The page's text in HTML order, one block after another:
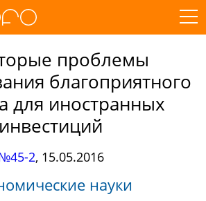
проблемы
благоприятного
для иностранных
инвестиций
2, 15.05.2016
науки